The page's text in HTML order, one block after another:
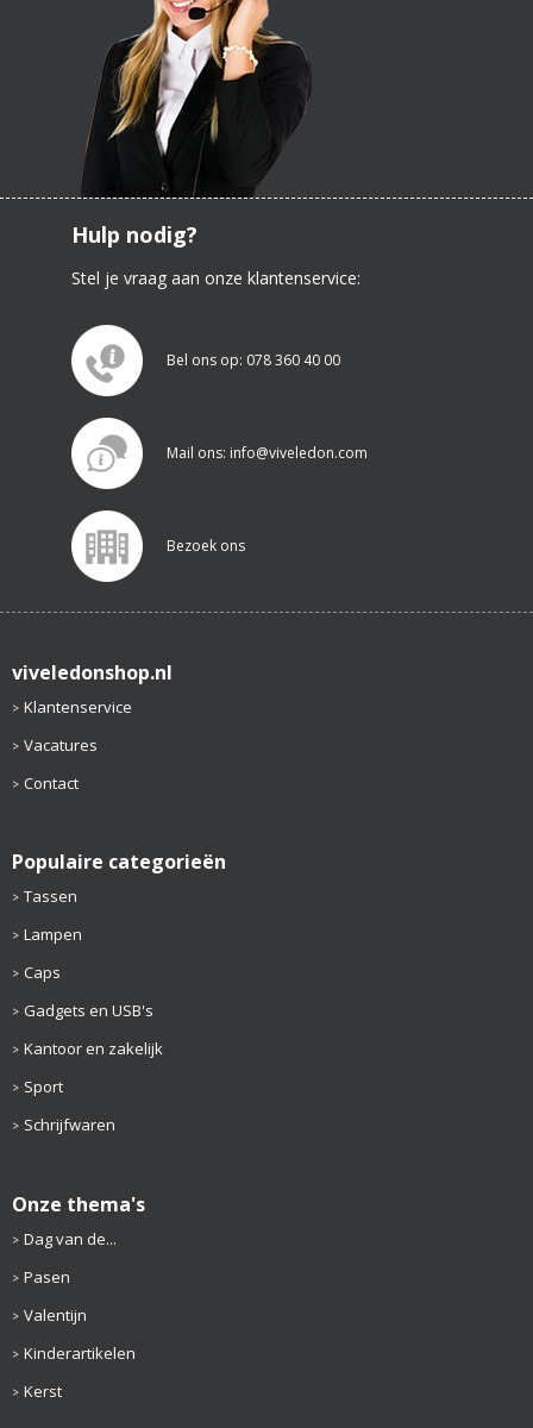
Hulp nodig?
Stel je vraag aan onze klantenservice:
Bel ons op: 078 360 40 00
Mail ons: info@viveledon.com
Bezoek ons
viveledonshop.nl
Klantenservice
Vacatures
Contact
Populaire categorieën
Tassen
Lampen
Caps
Gadgets en USB's
Kantoor en zakelijk
Sport
Schrijfwaren
Onze thema's
Dag van de...
Pasen
Valentijn
Kinderartikelen
Kerst